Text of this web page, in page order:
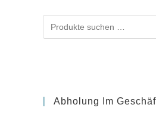
Abholung Im